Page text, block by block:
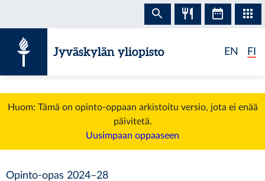
Jyväskylän yliopisto EN FI
Huom: Tämä on opinto-oppaan arkistoitu versio, jota ei enää
päivitetä.
Uusimpaan oppaaseen
Opinto-opas 2024–28